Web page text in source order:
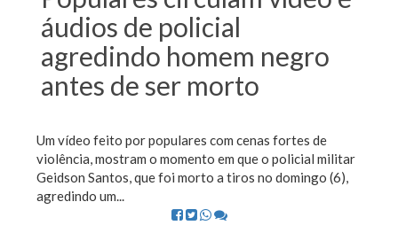
áudios de policial
agredindo homem negro
antes de ser morto
Um vídeo feito por populares com cenas fortes de
violência, mostram o momento em que o policial militar
Geidson Santos, que foi morto a tiros no domingo (6),
agredindo um...